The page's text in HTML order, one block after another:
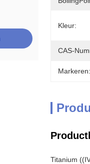
Kleur:
CAS-
Markeren:
Titanium